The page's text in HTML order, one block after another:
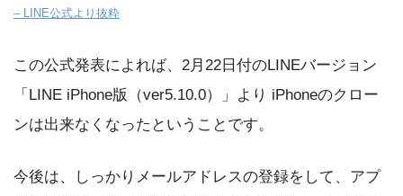
– LINE公式より抜粋
この公式発表によれば、2月22日付のLINEバージョン
「LINE iPhone版（ver5.10.0）」より iPhoneのクロー
ンは出来なくなったということです。
今後は、しっかりメールアドレスの登録をして、アプ